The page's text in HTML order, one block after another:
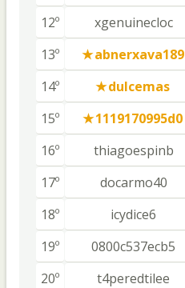
12º
xgenuinecloc
13º
abnerxava189
14º
dulcemas
15º
1119170995d0
16º
thiagoespinb
17º
docarmo40
18º
icydice6
19º
0800c537ecb5
20º
t4peredtilee